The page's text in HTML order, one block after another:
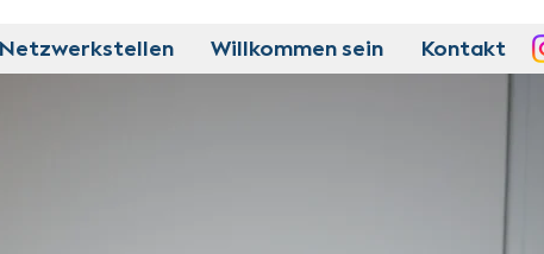
Willkommen sein Kontakt